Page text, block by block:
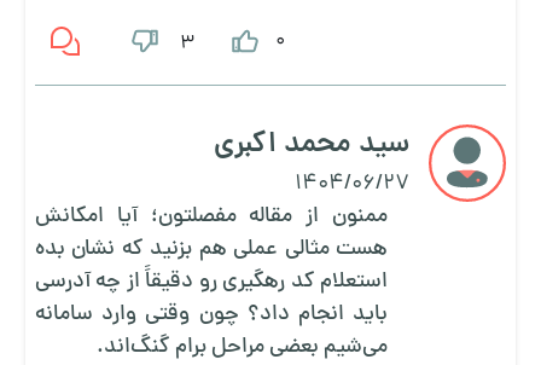
0
3
سید محمد اکبری
1404/06/27
ممنون از مقاله مفصلتون؛ آیا امکانش
هست مثالی عملی هم بزنید که نشان بده
استعلام کد رهگیری رو دقیقاً از چه ‌آدرسی
باید انجام داد؟ چون وقتی وارد سامانه
می‌شیم بعضی مراحل برام گنگ‌اند.